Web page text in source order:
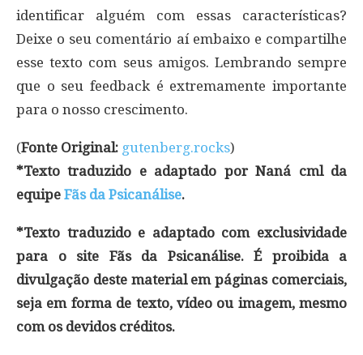
identificar alguém com essas características?
Deixe o seu comentário aí embaixo e compartilhe
esse texto com seus amigos. Lembrando sempre
que o seu feedback é extremamente importante
para o nosso crescimento.
(Fonte Original: gutenberg.rocks)
*Texto traduzido e adaptado por Naná cml da
equipe Fãs da Psicanálise.
*Texto traduzido e adaptado com exclusividade
para o site Fãs da Psicanálise. É proibida a
divulgação deste material em páginas comerciais,
seja em forma de texto, vídeo ou imagem, mesmo
com os devidos créditos.